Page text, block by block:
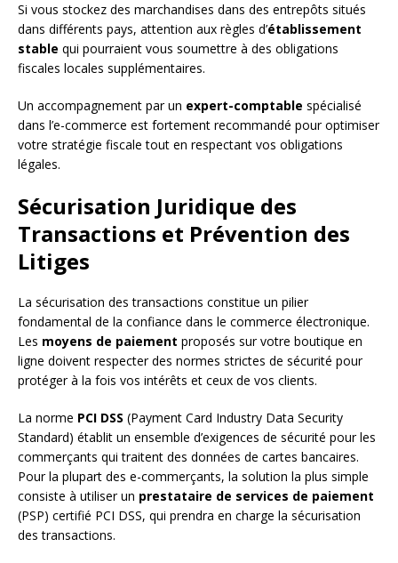
Si vous stockez des marchandises dans des entrepôts situés
dans différents pays, attention aux règles d’établissement
stable qui pourraient vous soumettre à des obligations
fiscales locales supplémentaires.
Un accompagnement par un expert-comptable spécialisé
dans l’e-commerce est fortement recommandé pour optimiser
votre stratégie fiscale tout en respectant vos obligations
légales.
Sécurisation Juridique des
Transactions et Prévention des
Litiges
La sécurisation des transactions constitue un pilier
fondamental de la confiance dans le commerce électronique.
Les moyens de paiement proposés sur votre boutique en
ligne doivent respecter des normes strictes de sécurité pour
protéger à la fois vos intérêts et ceux de vos clients.
La norme PCI DSS (Payment Card Industry Data Security
Standard) établit un ensemble d’exigences de sécurité pour les
commerçants qui traitent des données de cartes bancaires.
Pour la plupart des e-commerçants, la solution la plus simple
consiste à utiliser un prestataire de services de paiement
(PSP) certifié PCI DSS, qui prendra en charge la sécurisation
des transactions.